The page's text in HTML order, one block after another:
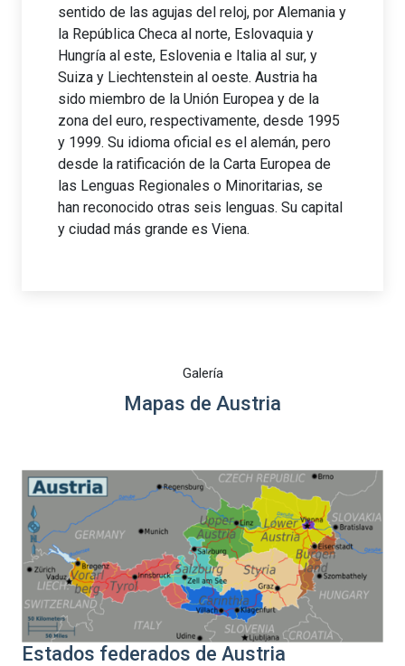
sentido de las agujas del reloj, por Alemania y
la República Checa al norte, Eslovaquia y
Hungría al este, Eslovenia e Italia al sur, y
Suiza y Liechtenstein al oeste. Austria ha
sido miembro de la Unión Europea y de la
zona del euro, respectivamente, desde 1995
y 1999. Su idioma oficial es el alemán, pero
desde la ratificación de la Carta Europea de
las Lenguas Regionales o Minoritarias, se
han reconocido otras seis lenguas. Su capital
y ciudad más grande es Viena.
Galería
Mapas de Austria
Estados federados de Austria